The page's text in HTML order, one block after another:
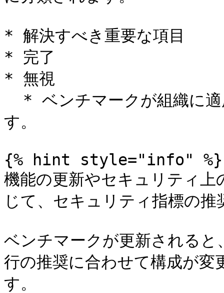
* 解決すべき重要な項目
* 完了
* 無視
す。
{% hint style="info" %}
機能の更新やセキュリティ上
じて、セキュリティ指標の
ベンチマークが更新されると
行の推奨に合わせて構成が変
す。